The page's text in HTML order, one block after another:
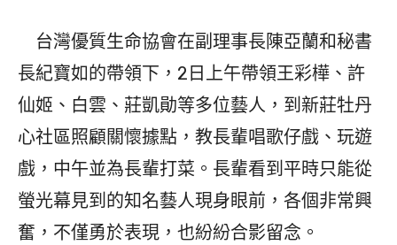
台灣優質生命協會在副理事長陳亞蘭和秘書
長紀寶如的帶領下，2日上午帶領王彩樺、許
仙姬、白雲、莊凱勛等多位藝人，到新莊牡丹
心社區照顧關懷據點，教長輩唱歌仔戲、玩遊
戲，中午並為長輩打菜。長輩看到平時只能從
螢光幕見到的知名藝人現身眼前，各個非常興
奮，不僅勇於表現，也紛紛合影留念。